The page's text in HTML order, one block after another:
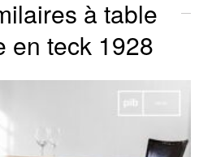
à table
en teck 1928